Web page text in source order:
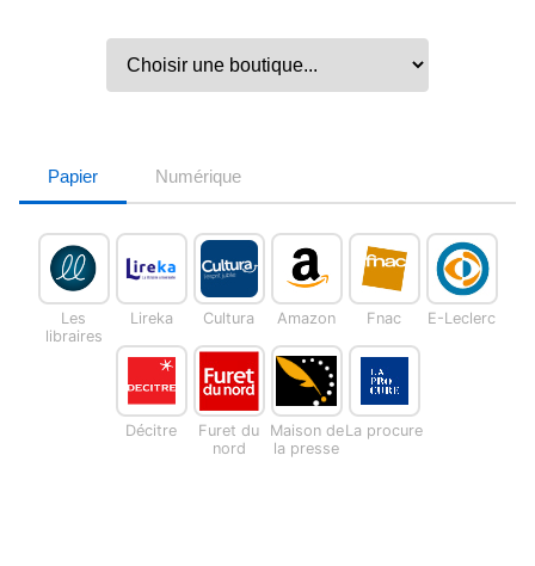
Papier Numérique
Les
libraires
Lireka Cultura Amazon Fnac E-Leclerc
Décitre
Furet du
nord
Maison de
la presse
La procure